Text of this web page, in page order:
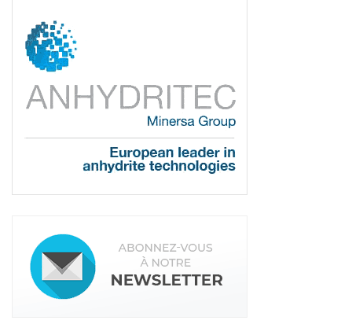
opérationnels au sein de Lafarge Plâtres, il occupe
un poste de direction de site au sein de Siniat,
filiale française du groupe Etex. Il se voit confier la
direction industrielle de la région Sud-Ouest en
France. Trois ans plus tard, il devient directeur
général du site de Luzenac (talc), au sein du
groupe Imerys. Puis, rejoint Fayat fin 2019, comme
directeur général de la filiale Barbot CM.